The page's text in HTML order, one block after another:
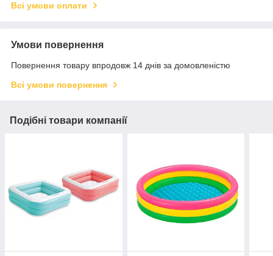
Всі умови оплати
Умови повернення
Повернення товару впродовж 14 днів за домовленістю
Всі умови повернення
Подібні товари компанії